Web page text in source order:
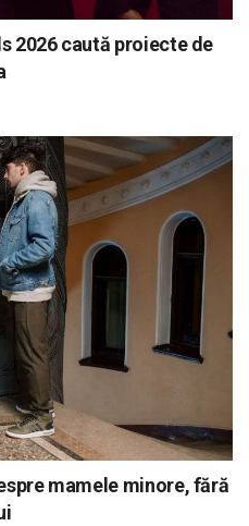
2026 caută proiecte de
mamele minore, fără